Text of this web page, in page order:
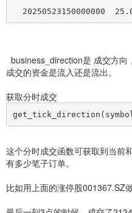
20250523150000000
business_direction是 成交方向
成交的资金是流入还是流出。
获取分时成交
这个分时成交函数可获取到当前
有多少笔子订单。
比如用上面的涨停股001367.SZ